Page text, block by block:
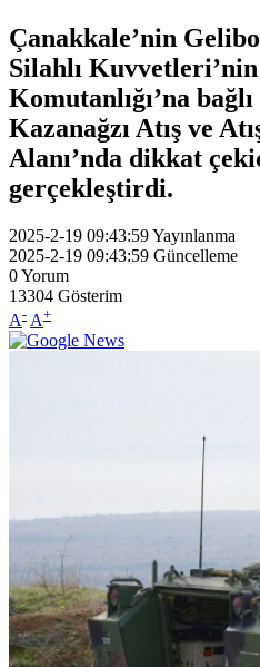
Çanakkale’nin
Silahlı
Komutanlığı’na
Kazanağzı Atış ve
Alanı’nda dikkat
gerçekleştirdi.
2025-2-19 09:43:59Yayınlanma
2025-2-19 09:43:59 Güncelleme
0Yorum
13304 Gösterim
A- A+